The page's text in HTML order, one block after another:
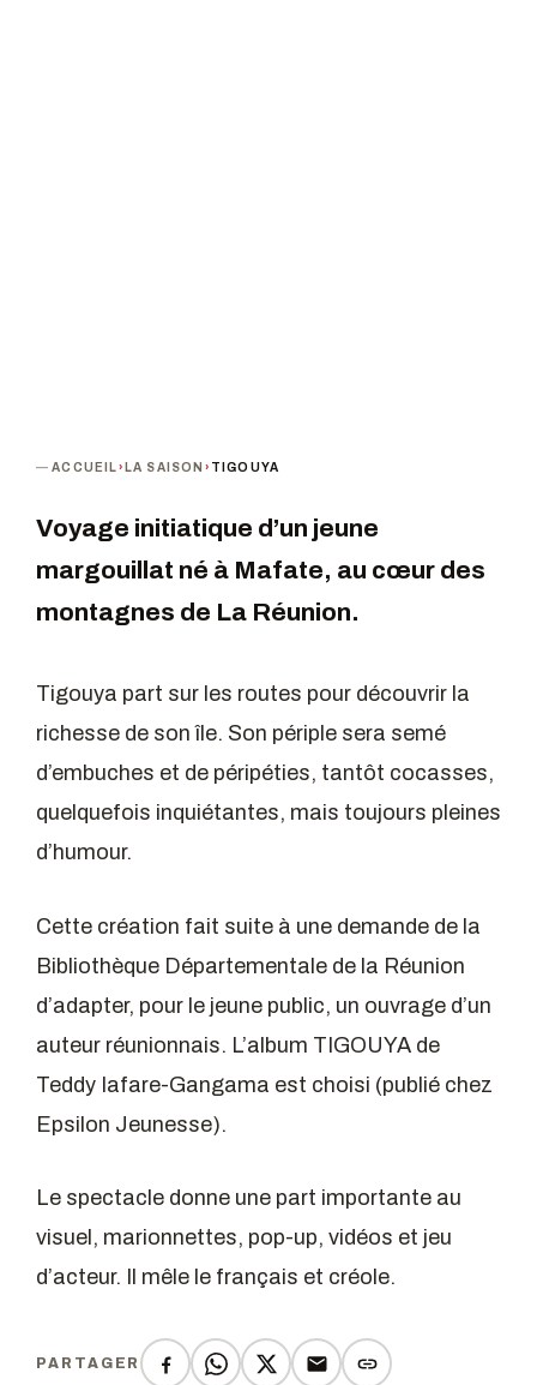
ACCUEIL› LA SAISON › TIGOUYA
Voyage initiatique d’un jeune
margouillat né à Mafate, au cœur des
montagnes de La Réunion.
Tigouya part sur les routes pour découvrir la
richesse de son île. Son périple sera semé
d’embuches et de péripéties, tantôt cocasses,
quelquefois inquiétantes, mais toujours pleines
d’humour.
Cette création fait suite à une demande de la
Bibliothèque Départementale de la Réunion
d’adapter, pour le jeune public, un ouvrage d’un
auteur réunionnais. L’album TIGOUYA de
Teddy Iafare-Gangama est choisi (publié chez
Epsilon Jeunesse).
Le spectacle donne une part importante au
visuel, marionnettes, pop-up, vidéos et jeu
d’acteur. Il mêle le français et créole.
PARTAGER